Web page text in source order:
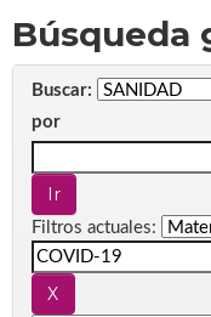
Búsqueda
Buscar:
por
Filtros actuales: